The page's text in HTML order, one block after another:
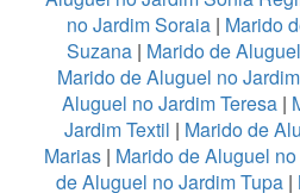
no Jardim Soraia| Marido
Suzana | Marido de
Marido de Aluguel no
Aluguel no Jardim Teresa|
Jardim Textil | Marido de
Marias | Marido de Aluguel
de Aluguel no Jardim Tupa|